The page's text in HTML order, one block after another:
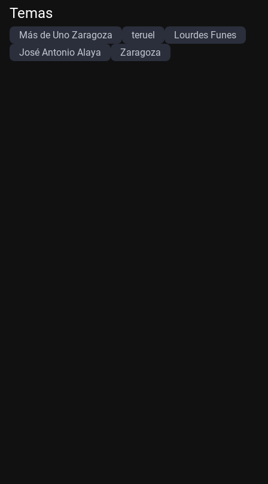
Temas
Más de Uno Zaragoza teruel
Lourdes Funes
José Antonio Alaya
Zaragoza